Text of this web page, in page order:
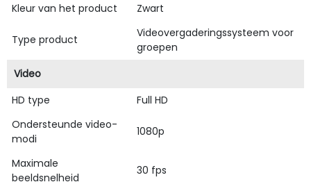
Kleur van het product
Zwart
Type product
Videovergaderingssysteem voor
groepen
Video
HD type
Full HD
Ondersteunde video-
modi
1080p
Maximale
beeldsnelheid
30 fps